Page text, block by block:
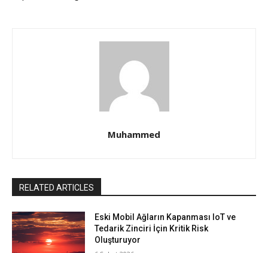
Muhammed
RELATED ARTICLES
Eski Mobil Ağların Kapanması IoT ve
Tedarik Zinciri İçin Kritik Risk
Oluşturuyor